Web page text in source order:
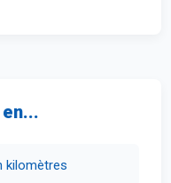
kilomètres